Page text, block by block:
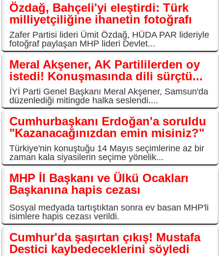
Özdağ, Bahçeli'yi eleştirdi: Türk
milliyetçiliğine ihanetin fotoğrafı
Zafer Partisi lideri Ümit Özdağ, HÜDA PAR lideriyle
fotoğraf paylaşan MHP lideri Devlet...
Meral Akşener, AK Partililerden oy
istedi! Konuşmasında dili sürçtü...
İYİ Parti Genel Başkanı Meral Akşener, Samsun'da
düzenlediği mitingde halka seslendi....
Cumhurbaşkanı Erdoğan'a soruldu
"Kazanacağınızdan emin misiniz?"
Türkiye'nin konuştuğu 14 Mayıs seçimlerine az bir
zaman kala siyasilerin seçime yönelik...
MHP İl Başkanı ve Ülkü Ocakları
Başkanına hapis cezası
Sosyal medyada tartıştıktan sonra ev basan MHP'li
isimlere hapis cezası verildi.
Cumhur'da şaşırtan çıkış! Mustafa
Destici kaybedeceklerini söyledi